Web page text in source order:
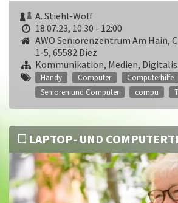
A. Stiehl-Wolf
18.07.23, 10:30 - 12:00
AWO Seniorenzentrum Am Hain,
1-5, 65582 Diez
Kommunikation, Medien,
Handy Computer
Computerhilfe
Senioren und Computer
compu
LAPTOP- UND